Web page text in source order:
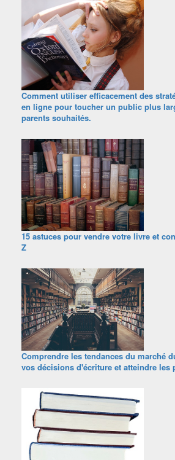
Comment utiliser efficacement des
en ligne pour toucher un public plus
parents souhaités.
15 astuces pour vendre votre livre et
Z
Comprendre les tendances du marché
vos décisions d'écriture et atteindre les